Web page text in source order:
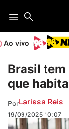
Ao vivo
Brasil tem
que
PorLarissa Reis
19/09/2025 10:07